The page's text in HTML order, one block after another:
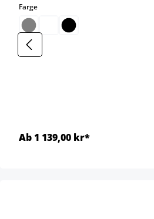
Fargeselect
Ab 1 139,00 kr*